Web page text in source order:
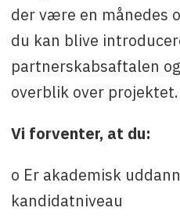
der være en månedes
du kan blive
partnerskabsaftalen
overblik over projektet.
Vi forventer, at du:
o Er akademisk
kandidatniveau